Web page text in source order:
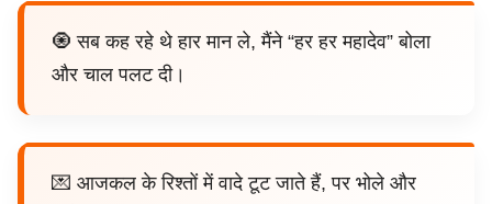
🧿 सब कह रहे थे हार मान ले, मैंने “हर हर महादेव” बोला
और चाल पलट दी।
💌 आजकल के रिश्तों में वादे टूट जाते हैं, पर भोले और